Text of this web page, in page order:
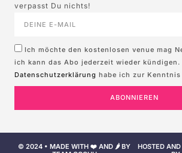
verpasst Du nichts!
Ich möchte den kostenlosen venue mag
ich kann das Abo jederzeit wieder kündigen.
Datenschutzerklärung habe ich zur Kenntnis
ABONNIEREN
© 2024 • MADE WITH ❤️ AND 🌶️ BY
HOSTED